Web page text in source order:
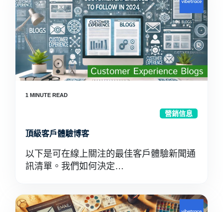
營銷信息
頂級客戶體驗博客
以下是可在線上關注的最佳客戶體驗新聞通
訊清單。我們如何決定…